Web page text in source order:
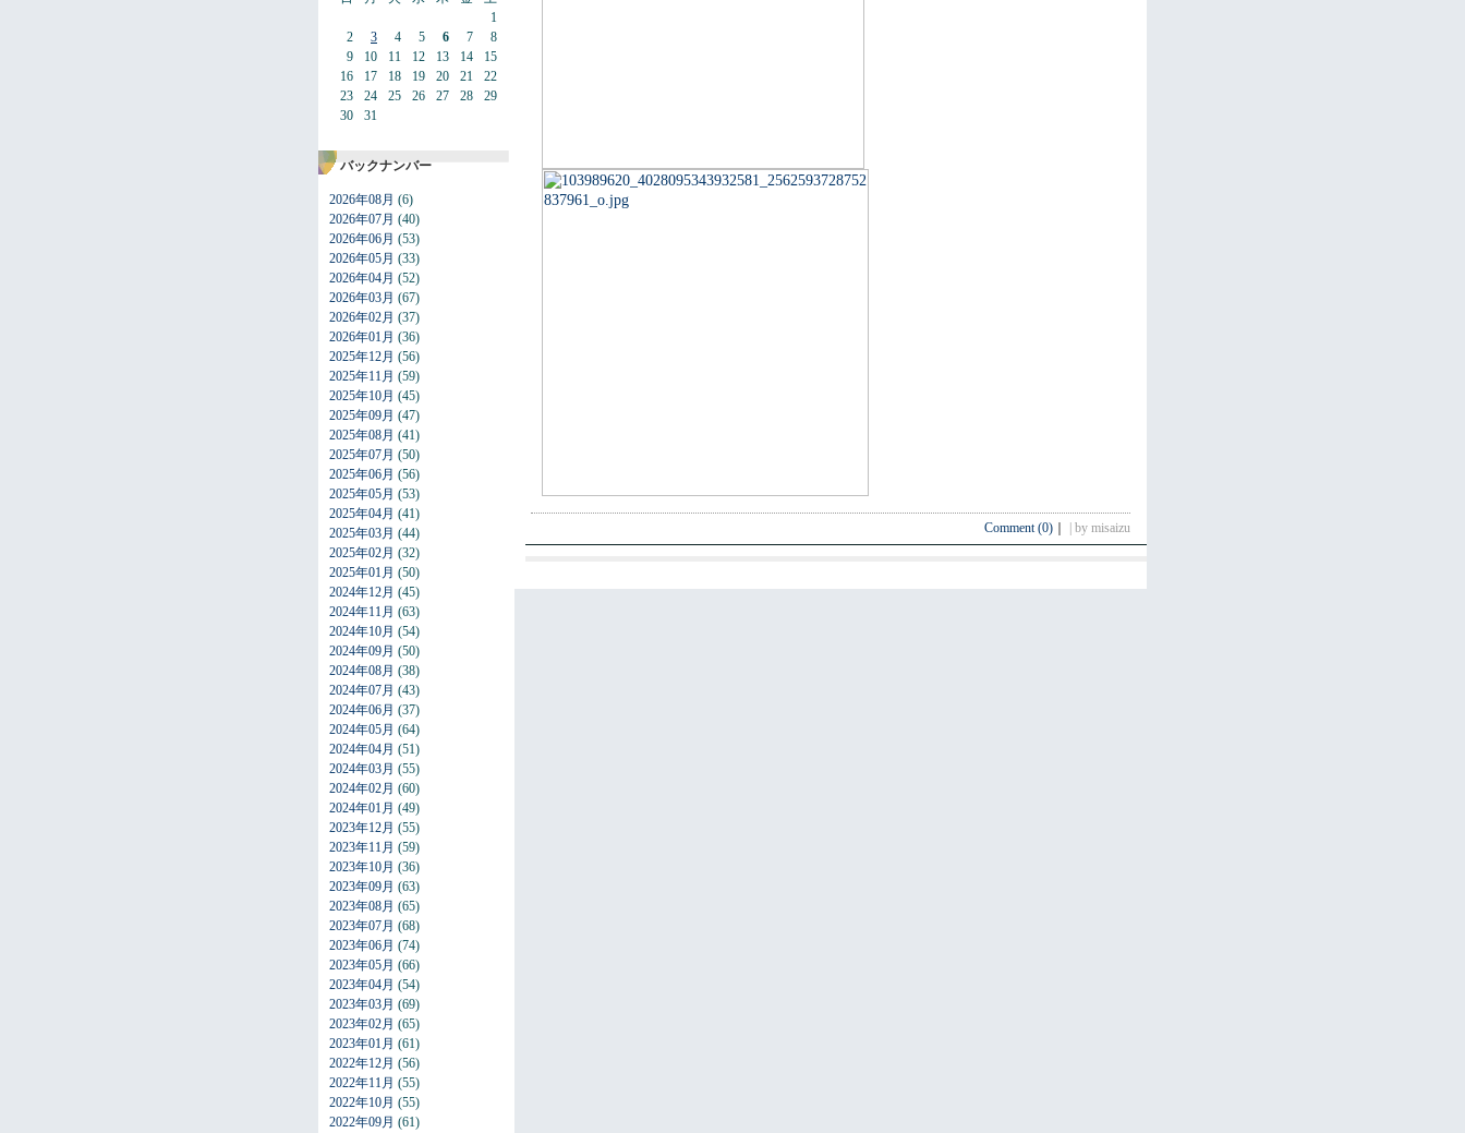
2
9
16
23
30
3
10
17
24
31
4
11
18
25
5
12
19
26
6
13
20
27
7
14
21
28
1
8
15
22
29
バックナンバー
2026年08月 (6)
2026年07月 (40)
2026年06月 (53)
2026年05月 (33)
2026年04月 (52)
2026年03月 (67)
2026年02月 (37)
2026年01月 (36)
2025年12月 (56)
2025年11月 (59)
2025年10月 (45)
2025年09月 (47)
2025年08月 (41)
2025年07月 (50)
2025年06月 (56)
2025年05月 (53)
2025年04月 (41)
2025年03月 (44)
2025年02月 (32)
2025年01月 (50)
2024年12月 (45)
2024年11月 (63)
2024年10月 (54)
2024年09月 (50)
2024年08月 (38)
2024年07月 (43)
2024年06月 (37)
2024年05月 (64)
2024年04月 (51)
2024年03月 (55)
2024年02月 (60)
2024年01月 (49)
2023年12月 (55)
2023年11月 (59)
2023年10月 (36)
2023年09月 (63)
2023年08月 (65)
2023年07月 (68)
2023年06月 (74)
2023年05月 (66)
2023年04月 (54)
2023年03月 (69)
2023年02月 (65)
2023年01月 (61)
2022年12月 (56)
2022年11月 (55)
2022年10月 (55)
2022年09月 (61)
Comment (0) | by misaizu